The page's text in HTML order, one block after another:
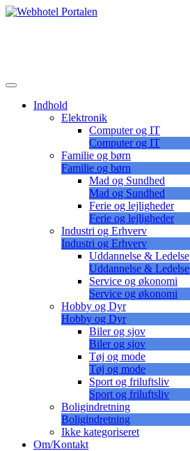
Skip
Indhold
Elektronik
Computer og IT
Computer og IT
Familie og børn
Familie og børn
Mad og Sundhed
Mad og Sundhed
Ferie og lejligheder
Ferie og lejligheder
Industri og Erhverv
Industri og Erhverv
Uddannelse & Ledelse
Uddannelse & Ledelse
Service og økonomi
Service og økonomi
Hobby og Dyr
Hobby og Dyr
Biler og sjov
Biler og sjov
Tøj og mode
Tøj og mode
Sport og friluftsliv
Sport og friluftsliv
Boligindretning
Boligindretning
Ikke kategoriseret
Om/Kontakt